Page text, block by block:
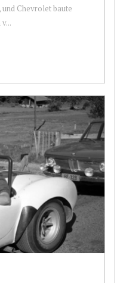
und Chevrolet baute